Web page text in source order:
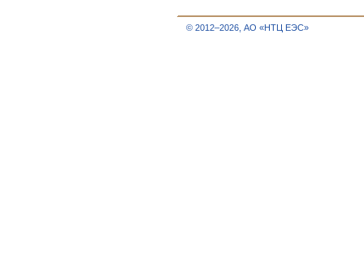
© 2012–2026, АО «НТЦ ЕЭС»